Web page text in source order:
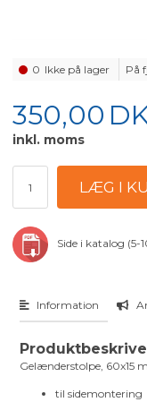
0 Ikke på lager På
350,00
inkl. moms
Side i katalog (5-
Information
Gelænderstolpe, 60x15
til sidemontering